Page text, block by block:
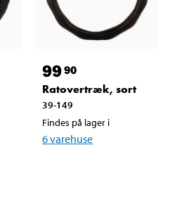
9990
Ratovertræk, sort
39-149
Findes på lager i
6varehuse